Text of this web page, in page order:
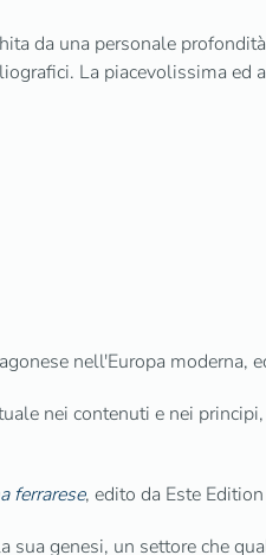
da una personale
La piacevolissima ed
nell'Europa moderna,
nei contenuti e nei
ferrarese, edito da Este
genesi, un settore che